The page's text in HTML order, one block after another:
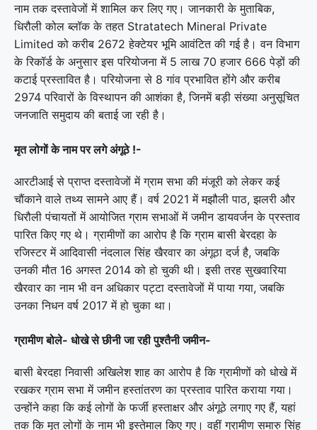
नाम तक दस्तावेजों में शामिल कर लिए गए। जानकारी के मुताबिक,
धिरौली कोल ब्लॉक के तहत Stratatech Mineral Private
Limited को करीब 2672 हेक्टेयर भूमि आवंटित की गई है। वन विभाग
के रिकॉर्ड के अनुसार इस परियोजना में 5 लाख 70 हजार 666 पेड़ों की
कटाई प्रस्तावित है। परियोजना से 8 गांव प्रभावित होंगे और करीब
2974 परिवारों के विस्थापन की आशंका है, जिनमें बड़ी संख्या अनुसूचित
जनजाति समुदाय की बताई जा रही है।
मृत लोगों के नाम पर लगे अंगूठे !-
आरटीआई से प्राप्त दस्तावेजों में ग्राम सभा की मंजूरी को लेकर कई
चौंकाने वाले तथ्य सामने आए हैं। वर्ष 2021 में मझौली पाठ, झलरी और
धिरौली पंचायतों में आयोजित ग्राम सभाओं में जमीन डायवर्जन के प्रस्ताव
पारित किए गए थे। ग्रामीणों का आरोप है कि ग्राम बासी बेरदहा के
रजिस्टर में आदिवासी नंदलाल सिंह खैरवार का अंगूठा दर्ज है, जबकि
उनकी मौत 16 अगस्त 2014 को हो चुकी थी। इसी तरह सुखवारिया
खैरवार का नाम भी वन अधिकार पट्टा दस्तावेजों में पाया गया, जबकि
उनका निधन वर्ष 2017 में हो चुका था।
ग्रामीण बोले- धोखे से छीनी जा रही पुश्तैनी जमीन-
बासी बेरदहा निवासी अखिलेश शाह का आरोप है कि ग्रामीणों को धोखे में
रखकर ग्राम सभा में जमीन हस्तांतरण का प्रस्ताव पारित कराया गया।
उन्होंने कहा कि कई लोगों के फर्जी हस्ताक्षर और अंगूठे लगाए गए हैं, यहां
तक कि मृत लोगों के नाम भी इस्तेमाल किए गए। वहीं ग्रामीण समारु सिंह